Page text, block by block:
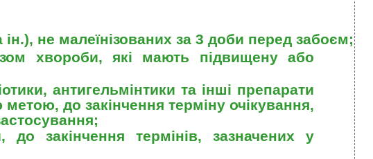
не малеїнізованих за 3 доби перед забоєм;
хвороби, які мають підвищену або
антигельмінтики та інші препарати
до закінчення терміну очікування,
закінчення термінів, зазначених у